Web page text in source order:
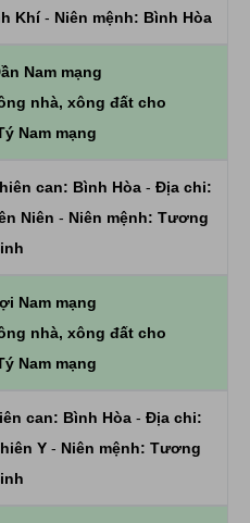
Khí- Niên mệnh: Bình Hòa
Nam mạng
nhà, xông đất cho
Nam mạng
can: Bình Hòa - Địa chi:
Niên - Niên mệnh: Tương
Nam mạng
nhà, xông đất cho
Nam mạng
can: Bình Hòa- Địa chi:
Y - Niên mệnh: Tương